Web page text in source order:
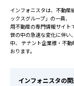
インフォニスタは、不動産
ックスグループ」の一員、
用不動産の専門情報サイト
世の中の急速な変化に伴い
中、 テナント企業様・不
おります。
インフォニスタの